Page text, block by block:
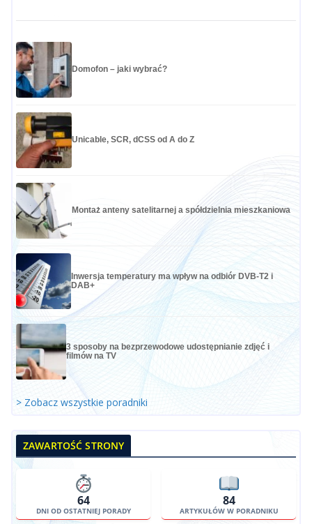
Domofon – jaki wybrać?
Unicable, SCR, dCSS od A do Z
Montaż anteny satelitarnej a spółdzielnia mieszkaniowa
Inwersja temperatury ma wpływ na odbiór DVB-T2 i
DAB+
3 sposoby na bezprzewodowe udostępnianie zdjęć i
filmów na TV
> Zobacz wszystkie poradniki
ZAWARTOŚĆ STRONY
64
DNI OD OSTATNIEJ PORADY
84
ARTYKUŁÓW W PORADNIKU